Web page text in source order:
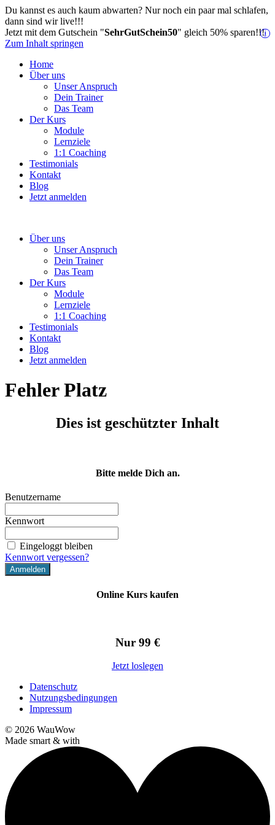
Du kannst es auch kaum abwarten? Nur noch ein paar mal schlafen,
dann sind wir live!!!
Jetzt mit dem Gutschein "SehrGutSchein50" gleich 50% sparen!!!i
Zum Inhalt springen
Home
Über uns
Unser Anspruch
Dein Trainer
Das Team
Der Kurs
Module
Lernziele
1:1 Coaching
Testimonials
Kontakt
Blog
Jetzt anmelden
Über uns
Unser Anspruch
Dein Trainer
Das Team
Der Kurs
Module
Lernziele
1:1 Coaching
Testimonials
Kontakt
Blog
Jetzt anmelden
Fehler Platz
Dies ist geschützter Inhalt
Bitte melde Dich an.
Benutzername
Kennwort
Eingeloggt bleiben
Kennwort vergessen?
Online Kurs kaufen
Nur 99 €
Jetzt loslegen
Datenschutz
Nutzungsbedingungen
Impressum
© 2026 WauWow
Made smart & with